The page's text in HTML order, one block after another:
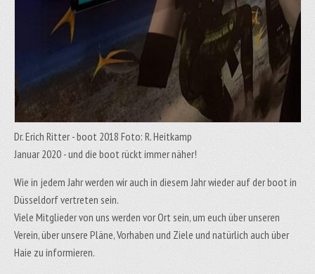
Dr. Erich Ritter - boot 2018 Foto: R. Heitkamp
Januar 2020 - und die boot rückt immer näher!
Wie in jedem Jahr werden wir auch in diesem Jahr wieder auf der boot in
Düsseldorf vertreten sein.
Viele Mitglieder von uns werden vor Ort sein, um euch über unseren
Verein, über unsere Pläne, Vorhaben und Ziele und natürlich auch über
Haie zu informieren.